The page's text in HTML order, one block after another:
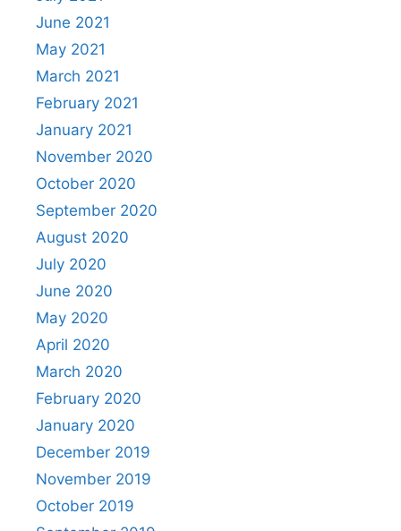
June 2021
May 2021
March 2021
February 2021
January 2021
November 2020
October 2020
September 2020
August 2020
July 2020
June 2020
May 2020
April 2020
March 2020
February 2020
January 2020
December 2019
November 2019
October 2019